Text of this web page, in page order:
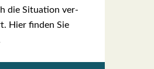
die Situa­ti­on ver­
Hier fin­den Sie